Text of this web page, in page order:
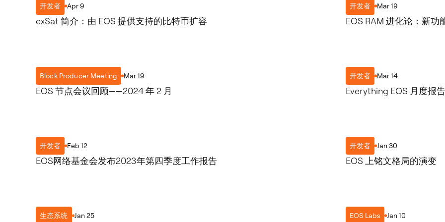
开发者 Apr 9
exSat 简介：由 EOS 提供支持的比特币扩容
开发者 Mar 19
EOS RAM 进化论：新功
Block Producer Meeting Mar 19
EOS 节点会议回顾——2024 年 2 月
开发者 Mar 14
Everything EOS 月度报
开发者 Feb 12
EOS网络基金会发布2023年第四季度工作报告
开发者 Jan 30
EOS 上铭文格局的演变
生态系统 Jan 25 EOS Labs Jan 10